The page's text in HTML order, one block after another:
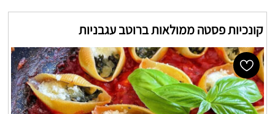
קונכיות פסטה ממולאות ברוטב עגבניות